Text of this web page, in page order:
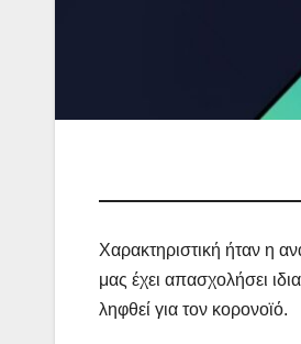
Χαρακτηριστική ήταν η
μας έχει απασχολήσει
ληφθεί για τον κορονοϊό.